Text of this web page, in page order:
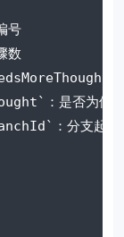
号
数
是否为修订行
：分支起点